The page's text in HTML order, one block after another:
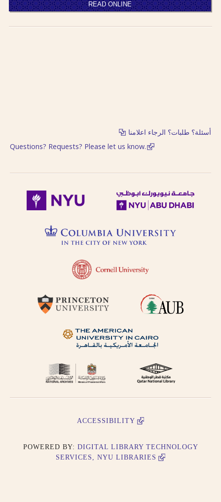
READ ONLINE
أسئلة؟ طلبات؟ الرجاء اعلامنا
Questions? Requests? Please let us know.
ACCESSIBILITY
POWERED BY: DIGITAL LIBRARY TECHNOLOGY
SERVICES, NYU LIBRARIES